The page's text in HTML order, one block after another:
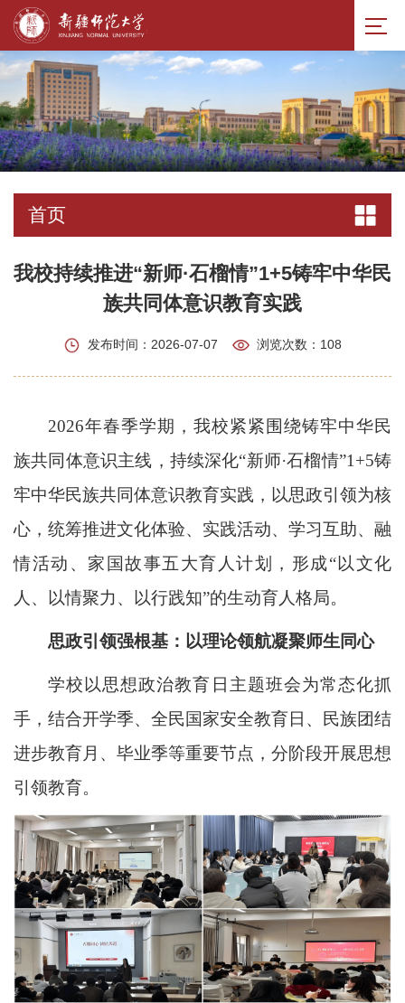
首页
我校持续推进“新师·石榴情”1+5铸牢中华民
族共同体意识教育实践
发布时间：2026-07-07 浏览次数： 108
2026年春季学期，我校紧紧围绕铸牢中华民
族共同体意识主线，持续深化“新师·石榴情”1+5铸
牢中华民族共同体意识教育实践，以思政引领为核
心，统筹推进文化体验、实践活动、学习互助、融
情活动、家国故事五大育人计划，形成“以文化
人、以情聚力、以行践知”的生动育人格局。
思政引领强根基：以理论领航凝聚师生同心
学校以思想政治教育日主题班会为常态化抓
手，结合开学季、全民国家安全教育日、民族团结
进步教育月、毕业季等重要节点，分阶段开展思想
引领教育。